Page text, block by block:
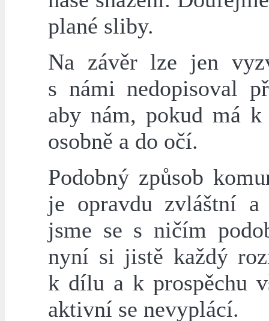
plané sliby.
Na závěr lze jen
s námi nedopisoval
aby nám, pokud má
osobně a do očí.
Podobný způsob
je opravdu zvláštní
jsme se s ničím
nyní si jistě každý
k dílu a k prospěchu
aktivní se nevyplácí.